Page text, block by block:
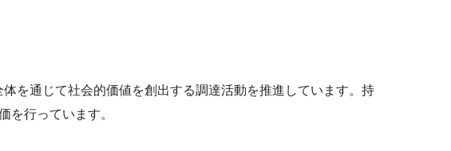
を通じて社会的価値を創出する調達活動を推進しています。持
を行っています。